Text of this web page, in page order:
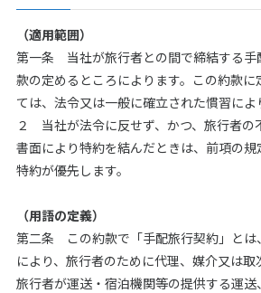
（適用範囲）
第一条 当社が旅行者との間で締結する手
款の定めるところによります。この約款
ては、法令又は一般に確立された慣習によ
２ 当社が法令に反せず、かつ、旅行者の
書面により特約を結んだときは、前項の規
特約が優先します。
（用語の定義）
第二条 この約款で「手配旅行契約」とは
により、旅行者のために代理、媒介又は取
旅行者が運送・宿泊機関等の提供する運